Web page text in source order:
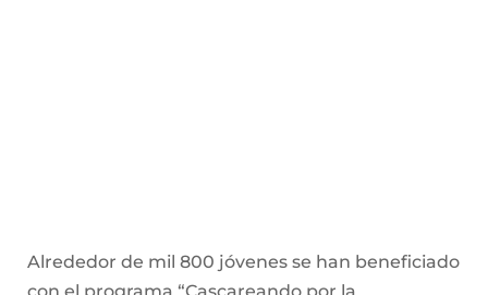
Alrededor de mil 800 jóvenes se han beneficiado